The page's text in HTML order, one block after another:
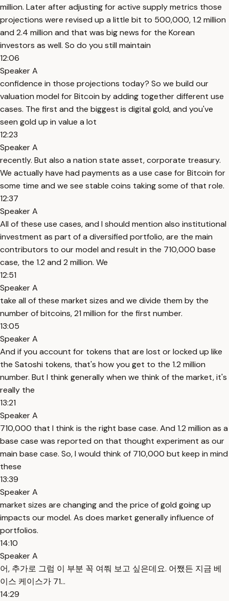
million. Later after adjusting for active supply metrics those
projections were revised up a little bit to 500,000, 1.2 million
and 2.4 million and that was big news for the Korean
investors as well. So do you still maintain
12:06
Speaker A
confidence in those projections today? So we build our
valuation model for Bitcoin by adding together different use
cases. The first and the biggest is digital gold, and you've
seen gold up in value a lot
12:23
Speaker A
recently. But also a nation state asset, corporate treasury.
We actually have had payments as a use case for Bitcoin for
some time and we see stable coins taking some of that role.
12:37
Speaker A
All of these use cases, and I should mention also institutional
investment as part of a diversified portfolio, are the main
contributors to our model and result in the 710,000 base
case, the 1.2 and 2 million. We
12:51
Speaker A
take all of these market sizes and we divide them by the
number of bitcoins, 21 million for the first number.
13:05
Speaker A
And if you account for tokens that are lost or locked up like
the Satoshi tokens, that's how you get to the 1.2 million
number. But I think generally when we think of the market, it's
really the
13:21
Speaker A
710,000 that I think is the right base case. And 1.2 million as a
base case was reported on that thought experiment as our
main base case. So, I would think of 710,000 but keep in mind
these
13:39
Speaker A
market sizes are changing and the price of gold going up
impacts our model. As does market generally influence of
portfolios.
14:10
Speaker A
어, 추가로 그럼 이 부분 꼭 여쭤 보고 싶은데요. 어쨌든 지금 베
이스 케이스가 71...
14:29